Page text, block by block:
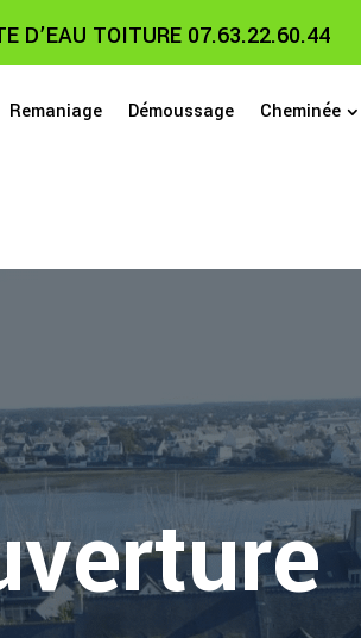
D’EAU TOITURE 07.63.22.60.44
Remaniage Démoussage Cheminée